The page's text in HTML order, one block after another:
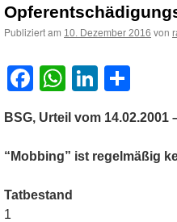
Publiziert am 10. Dezember 2016 von
Facebook
WhatsApp
BSG, Urteil vom 14.02.2001
“Mobbing” ist regelmäßig
Tatbestand
1